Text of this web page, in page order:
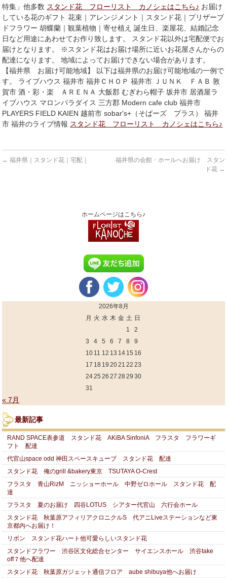
ま
す)
特集」他多数 スタンド花 フローリスト カノシェはこちら♪ お届け
している花のギフト 花束｜アレンジメント｜スタンド花｜プリザーブ
ドフラワー 胡蝶蘭｜観葉植物｜寄せ植え 誕生日、楽屋花、結婚記念
日など用途にあわせてお作り致します。 スタンド花以外は宅配便でお
届けとなります。 ※スタンド花はお届け場所に近いお花屋さんからの
配達になります。 地域によってお届けできない場合があります。
【福井県 お届け可能地域】 以下は福井県のお届け可能地域の一例で
す。 ライブハウス 福井市 福井ＣＨＯＰ 福井市 ＪＵＮＫ ＦＡＢ 敦
賀市 酒・彩・楽 ＡＲＥＮＡ 大飯郡 むぎわら帽子 坂井市 居酒屋ラ
イブハウス マロンパラダイス 三方郡 Modern cafe club 福井市
PLAYERS FIELD KAIEN 越前市 sobar's+（そばーズ プラス） 福井
市 福井のライブ情報 スタンド花 フローリスト カノシェはこちら♪
← 福井県｜スタンド花｜宅配｜
福井県の会館・ホールへお届け スタン
ド花 →
ホームページはこちら♪
2026年8月
月 火 水 木 金 土 日
1
2
3
4 5 6 7 8
9
10 11 12 13 14 15 16
17 18 19 2021 22 23
2425 26 27 28 29 30
31
« 7月
最新記事
RAND SPACE表参道 スタンド花 AKiBA SinfoniA フラスタ フラワーギ
フト 配達
代官山space odd 神田スペースキューブ スタンド花 配達
スタンド花 俺のgrill &bakery東京 TSUTAYA O-Crest
フラスタ 青山RizM ニッショーホール 中野ゼロホール スタンド花 配
達
フラスタ 夏のお届け 四谷LOTUS シアター代官山 六行会ホール
スタンド花 秋葉原アフィリアクロニクルS 代アニLiveステーションなど東
京都内へお届け！
リボン スタンド花ハート他可愛らしいスタンド花
スタンドフラワー 渋谷区文化総合センター サイエンスホール 渋谷take
off７他へ配達
スタンド花 秋葉原ガジェット通信フロア aube shibuya他へお届け